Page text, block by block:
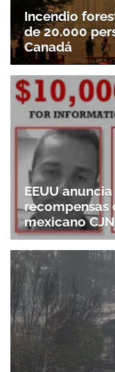
Incendio
de 20.000
Canadá
EEUU
recompensas
mexicano